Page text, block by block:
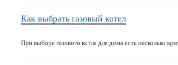
Как выбрать газовый котел
При выборе газового котла для дома есть несколько